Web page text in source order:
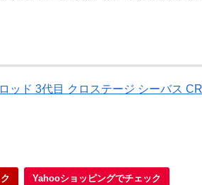
ッド 3代目 クロステージ シーバス
Yahooショッピングでチェック